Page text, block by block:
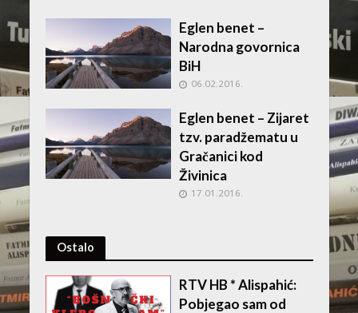
Eglen benet –
Narodna govornica
BiH
06.02.2016.
Eglen benet – Zijaret
tzv. paradžematu u
Gračanici kod
Živinica
17.01.2016.
Ostalo
RTV HB * Alispahić:
Pobjegao sam od